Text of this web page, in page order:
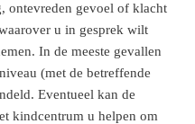
ontevreden gevoel of klacht
u in gesprek wilt
In de meeste gevallen
(met de betreffende
Eventueel kan de
kindcentrum u helpen om